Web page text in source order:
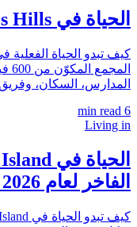
الحياة في Emirates Hills: دليل المقيم 2026
المدارس، السكان، وفريق JRE في Emirates Hills.
6
Living in
الفاخر لعام 2026 بمرساة Bvlgari